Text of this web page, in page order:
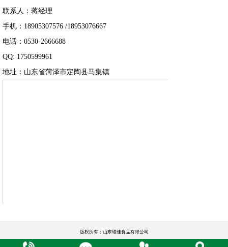
联系人：蒋经理
手机：18905307576 /18953076667
电话：0530-2666688
QQ: 1750599961
地址：山东省菏泽市定陶县马集镇
版权所有：山东瑞佳食品有限公司